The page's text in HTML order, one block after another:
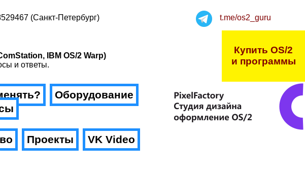
(Санкт-Петербург) t.me/os2_guru
IBM OS/2 Warp)
и ответы.
Купить OS/2
и программы
Оборудование
Проекты
VK Video